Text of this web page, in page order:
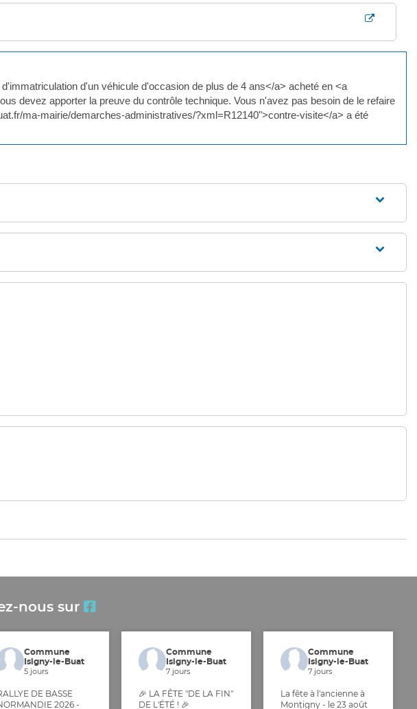
d'un véhicule d'occasion de plus de 4 ans</a> acheté en <a
devez apporter la preuve du contrôle technique. Vous n'avez pas besoin de le refaire
ma-mairie/demarches-administratives/?xml=R12140">contre-visite</a> a été
nous sur
Commune
Isigny-le-Buat
5 jours
DE BASSE
2026 -
Commune
Isigny-le-Buat
7 jours
🎉 LA FÊTE "DE LA FIN"
DE L'ÉTÉ ! 🎉
Commune
Isigny-le-Buat
7 jours
La fête à l'ancienne à
Montigny - le 23 août